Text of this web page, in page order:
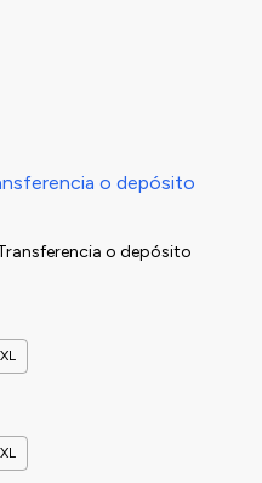
o depósito
o depósito